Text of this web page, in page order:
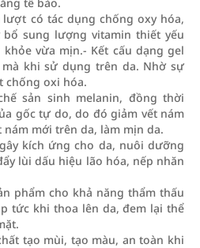
lượt có tác dụng chống oxy hóa,
sung lượng vitamin thiết yếu
vừa mịn.- Kết cấu dạng gel
khi sử dụng trên da. Nhờ sự
chống oxi hóa.
sản sinh melanin, đồng thời
gốc tự do, do đó giảm vết nám
mới trên da, làm mịn da.
kích ứng cho da, nuôi dưỡng
lùi dấu hiệu lão hóa, nếp nhăn
phẩm cho khả năng thẩm thấu
tức khi thoa lên da, đem lại thể
tạo mùi, tạo màu, an toàn khi